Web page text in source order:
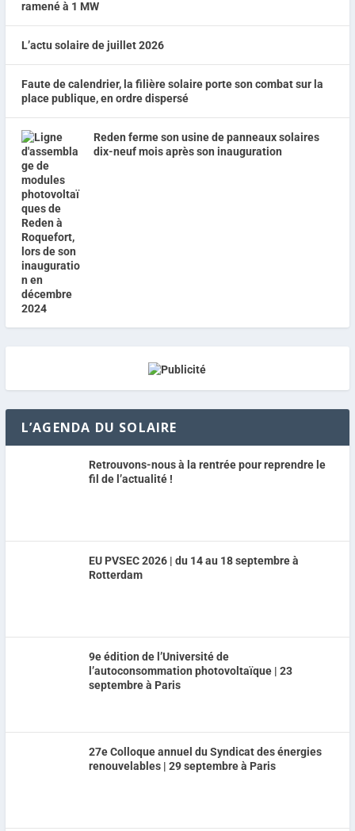
ramené à 1 MW
L’actu solaire de juillet 2026
Faute de calendrier, la filière solaire porte son combat sur la
place publique, en ordre dispersé
Reden ferme son usine de panneaux solaires
dix-neuf mois après son inauguration
L’AGENDA DU SOLAIRE
Retrouvons-nous à la rentrée pour reprendre le
fil de l’actualité !
EU PVSEC 2026 | du 14 au 18 septembre à
Rotterdam
9e édition de l’Université de
l’autoconsommation photovoltaïque | 23
septembre à Paris
27e Colloque annuel du Syndicat des énergies
renouvelables | 29 septembre à Paris